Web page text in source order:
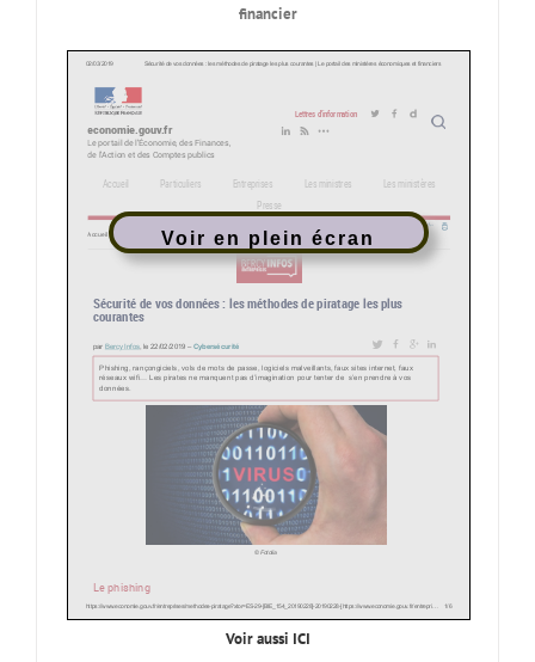
financier
Voir en plein écran
Voir aussi ICI